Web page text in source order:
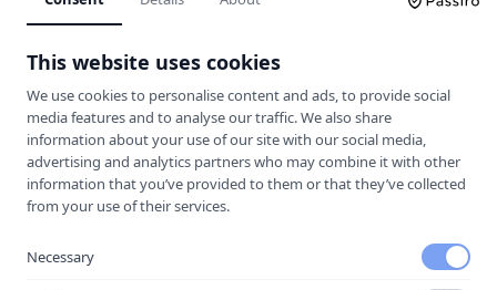
Spara som kontakt
Spara i telefonboken
Laddar ner ett kontaktkort som du kan lägga
Nya Trafikskolan Avesta AB
som kontakt
med.
Hitta hit
This website uses cookies
We use cookies to personalise content and ads, to provide social
media features and to analyse our traffic. We also share
information about your use of our site with our social media,
advertising and analytics partners who may combine it with other
information that you’ve provided to them or that they’ve collected
from your use of their services.
Necessary